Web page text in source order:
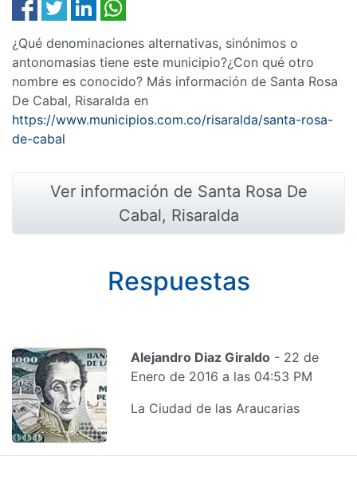
¿Qué denominaciones alternativas, sinónimos o
antonomasias tiene este municipio?¿Con qué otro
nombre es conocido? Más información de Santa Rosa
De Cabal, Risaralda en
https://www.municipios.com.co/risaralda/santa-rosa-
de-cabal
Ver información de Santa Rosa De
Cabal, Risaralda
Respuestas
Alejandro Diaz Giraldo - 22 de
Enero de 2016 a las 04:53 PM
La Ciudad de las Araucarias